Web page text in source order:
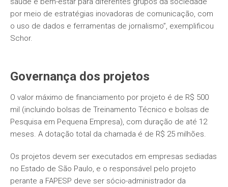
por meio de estratégias inovadoras de comunicação, com
o uso de dados e ferramentas de jornalismo”, exemplificou
Schor.
Governança dos projetos
O valor máximo de financiamento por projeto é de R$ 500
mil (incluindo bolsas de Treinamento Técnico e bolsas de
Pesquisa em Pequena Empresa), com duração de até 12
meses. A dotação total da chamada é de R$ 25 milhões.
Os projetos devem ser executados em empresas sediadas
no Estado de São Paulo, e o responsável pelo projeto
perante a FAPESP deve ser sócio-administrador da